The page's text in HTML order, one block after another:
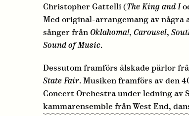
Christopher Gattelli (The King and I
Med original-arrangemang av några
sånger från Oklahoma!, Carousel,
Sound of Music.
Dessutom framförs älskade pärlor
State Fair. Musiken framförs av den
Concert Orchestra under ledning av
kammarensemble från West End,